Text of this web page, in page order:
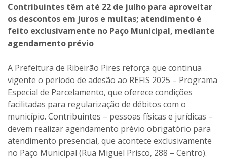
Contribuintes têm até 22 de julho para aproveitar
os descontos em juros e multas; atendimento é
feito exclusivamente no Paço Municipal, mediante
agendamento prévio
A Prefeitura de Ribeirão Pires reforça que continua
vigente o período de adesão ao REFIS 2025 – Programa
Especial de Parcelamento, que oferece condições
facilitadas para regularização de débitos com o
município. Contribuintes – pessoas físicas e jurídicas –
devem realizar agendamento prévio obrigatório para
atendimento presencial, que acontece exclusivamente
no Paço Municipal (Rua Miguel Prisco, 288 – Centro).